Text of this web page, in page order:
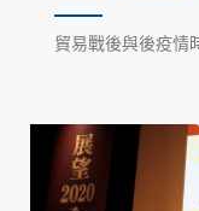
回饋社會公益
貿易戰後與後疫情